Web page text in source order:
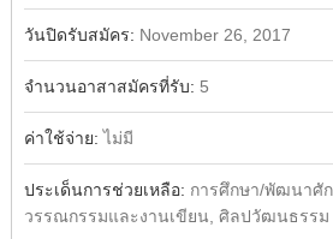
วันปิดรับสมัคร: November 26, 2017
จำนวนอาสาสมัครที่รับ: 5
ค่าใช้จ่าย:ไม่มี
ประเด็นการช่วยเหลือ: การศึกษา/พัฒนาศัก
วรรณกรรมและงานเขียน, ศิลปวัฒนธรรม